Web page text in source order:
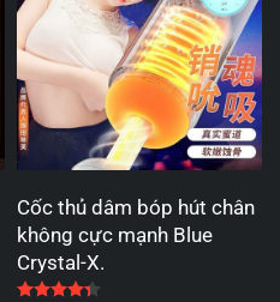
5 sao
Cốc thủ dâm bóp hút chân
không cực mạnh Blue
Crystal-X.